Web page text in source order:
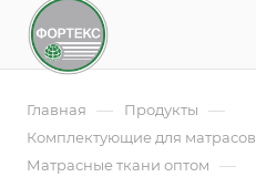
Главная — Продукты —
Комплектующие для матрасов
Матрасные ткани оптом —